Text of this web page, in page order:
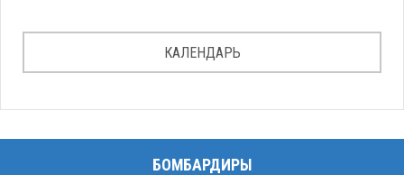
КАЛЕНДАРЬ
БОМБАРДИРЫ